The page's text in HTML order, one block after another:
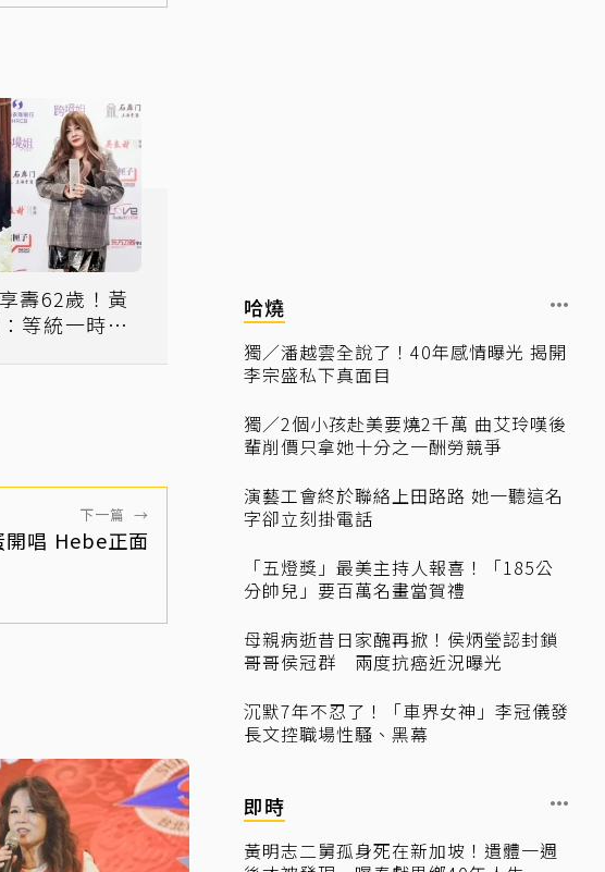
壽62歲！黃
等統一時再
下一篇 →
開唱 Hebe正面
哈燒
獨／潘越雲全說了！40年感情曝光 揭開
李宗盛私下真面目
獨／2個小孩赴美要燒2千萬 曲艾玲嘆後
輩削價只拿她十分之一酬勞競爭
演藝工會終於聯絡上田路路 她一聽這名
字卻立刻掛電話
「五燈獎」最美主持人報喜！「185公
分帥兒」要百萬名畫當賀禮
母親病逝昔日家醜再掀！侯炳瑩認封鎖
哥哥侯冠群 兩度抗癌近況曝光
沉默7年不忍了！「車界女神」李冠儀發
長文控職場性騷、黑幕
即時
黃明志二舅孤身死在新加坡！遺體一週